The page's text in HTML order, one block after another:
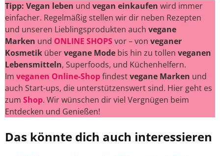
Tipp: Vegan leben und vegan einkaufen wird immer
einfacher. Regelmäßig stellen wir dir neben Rezepten
und unseren Lieblingsprodukten auch vegane
Marken und ONLINE SHOPS vor – von veganer
Kosmetik übervegane Mode bis hin zu tollen veganen
Lebensmitteln, Superfoods, und Küchenhelfern.
Im veganen Online-Shopfindestvegane Marken und
auch Start-ups, die unterstützenswert sind. Hier geht es
zum Shop. Wir wünschen dir viel Vergnügen beim
Entdecken und Genießen!
Das könnte dich auch interessieren